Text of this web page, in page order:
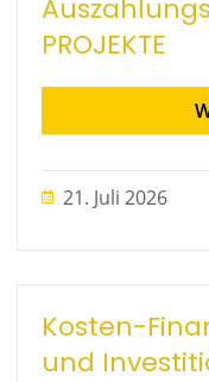
PROJEKTE
21. Juli 2026
Kosten-
und